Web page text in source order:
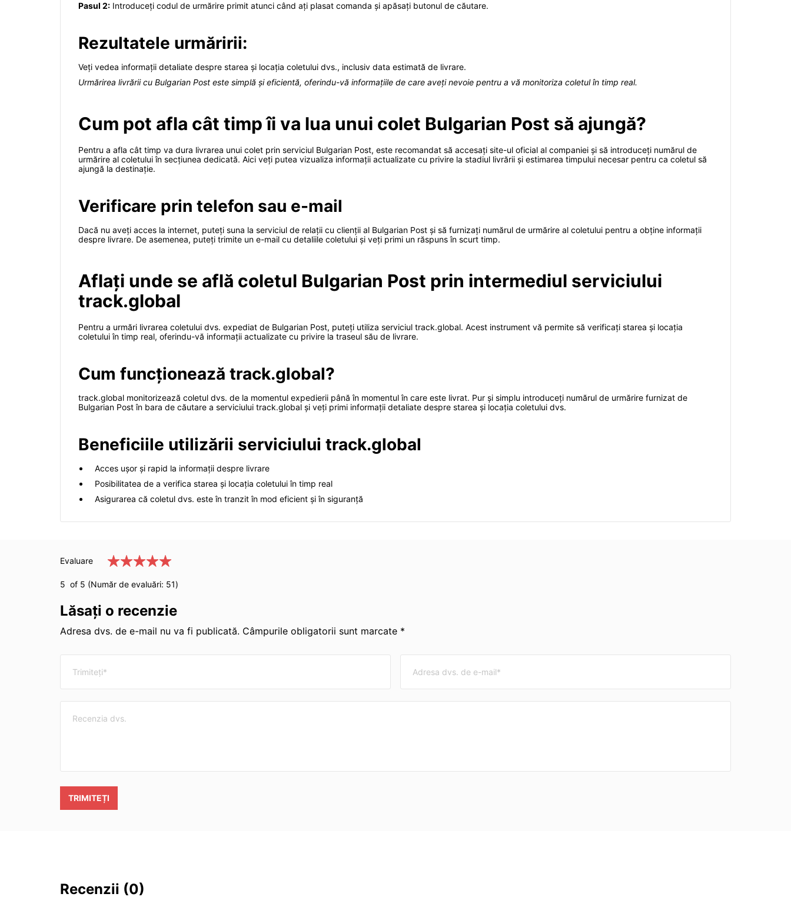
Pasul 2: Introduceți codul de urmărire primit atunci când ați plasat comanda și apăsați butonul de căutare.
Rezultatele urmăririi:
Veți vedea informații detaliate despre starea și locația coletului dvs., inclusiv data estimată de livrare.
Urmărirea livrării cu Bulgarian Post este simplă și eficientă, oferindu-vă informațiile de care aveți nevoie pentru a vă monitoriza coletul în timp real.
Cum pot afla cât timp îi va lua unui colet Bulgarian Post să ajungă?
Pentru a afla cât timp va dura livrarea unui colet prin serviciul Bulgarian Post, este recomandat să accesați site-ul oficial al companiei și să introduceți numărul de
urmărire al coletului în secțiunea dedicată. Aici veți putea vizualiza informații actualizate cu privire la stadiul livrării și estimarea timpului necesar pentru ca coletul să
ajungă la destinație.
Verificare prin telefon sau e-mail
Dacă nu aveți acces la internet, puteți suna la serviciul de relații cu clienții al Bulgarian Post și să furnizați numărul de urmărire al coletului pentru a obține informații
despre livrare. De asemenea, puteți trimite un e-mail cu detaliile coletului și veți primi un răspuns în scurt timp.
Aflați unde se află coletul Bulgarian Post prin intermediul serviciului
track.global
Pentru a urmări livrarea coletului dvs. expediat de Bulgarian Post, puteți utiliza serviciul track.global. Acest instrument vă permite să verificați starea și locația
coletului în timp real, oferindu-vă informații actualizate cu privire la traseul său de livrare.
Cum funcționează track.global?
track.global monitorizează coletul dvs. de la momentul expedierii până în momentul în care este livrat. Pur și simplu introduceți numărul de urmărire furnizat de
Bulgarian Post în bara de căutare a serviciului track.global și veți primi informații detaliate despre starea și locația coletului dvs.
Beneficiile utilizării serviciului track.global
Acces ușor și rapid la informații despre livrare
Posibilitatea de a verifica starea și locația coletului în timp real
Asigurarea că coletul dvs. este în tranzit în mod eficient și în siguranță
Evaluare
5 of 5 (Număr de evaluări: 51)
Lăsați o recenzie
Adresa dvs. de e-mail nu va fi publicată. Câmpurile obligatorii sunt marcate *
TRIMITEȚI
Recenzii (0)